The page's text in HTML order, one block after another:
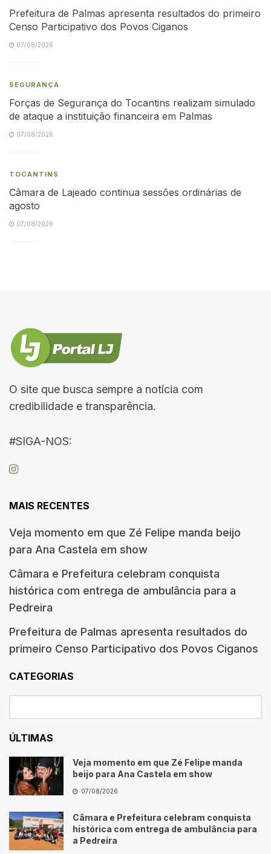
Prefeitura de Palmas apresenta resultados do primeiro
Censo Participativo dos Povos Ciganos
07/08/2026
SEGURANÇA
Forças de Segurança do Tocantins realizam simulado
de ataque a instituição financeira em Palmas
07/08/2026
TOCANTINS
Câmara de Lajeado continua sessões ordinárias de
agosto
07/08/2026
O site que busca sempre a notícia com
credibilidade e transparência.
#SIGA-NOS:
MAIS RECENTES
Veja momento em que Zé Felipe manda beijo
para Ana Castela em show
Câmara e Prefeitura celebram conquista
histórica com entrega de ambulância para a
Pedreira
Prefeitura de Palmas apresenta resultados do
primeiro Censo Participativo dos Povos Ciganos
CATEGORIAS
ÚLTIMAS
Veja momento em que Zé Felipe manda
beijo para Ana Castela em show
07/08/2026
Câmara e Prefeitura celebram conquista
histórica com entrega de ambulância para
a Pedreira